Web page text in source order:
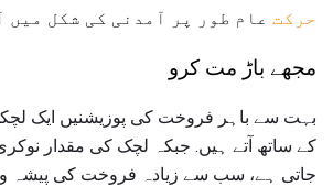
حرکت عام طور پر آمدنی کی شکل میں
مجھے باڑ مت کرو
بہت سے باہر فروخت کی پوزیشنیں ایک
کے ساتھ آتے ہیں. جبکہ لچک کی مقدار
جاتی ہے، سب سے زیادہ فروخت کی پیشہ ور